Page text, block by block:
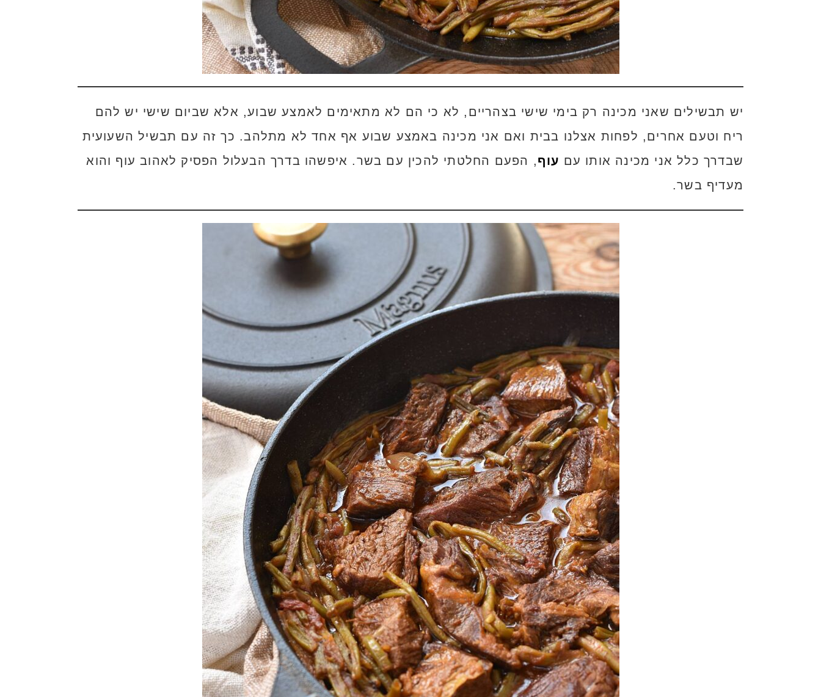
יש תבשילים שאני מכינה רק בימי שישי בצהריים, לא כי הם לא מתאימים לאמצע שבוע, אלא שביום שישי יש להם
ריח וטעם אחרים, לפחות אצלנו בבית ואם אני מכינה באמצע שבוע אף אחד לא מתלהב. כך זה עם תבשיל השעועית
שבדרך כלל אני מכינה אותו עם עוף, הפעם החלטתי להכין עם בשר. איפשהו בדרך הבעלול הפסיק לאהוב עוף והוא
מעדיף בשר.